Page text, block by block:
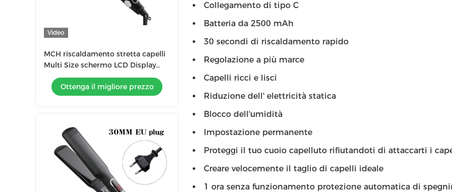
Video
MCH riscaldamento stretta capelli
Multi Size schermo LCD Display
Touch Operation attrezzi
professionali
Ottenga il migliore prezzo
Collegamento di tipo C
Batteria da 2500 mAh
30 secondi di riscaldamento rapido
Regolazione a più marce
Capelli ricci e lisci
Riduzione dell' elettricità statica
Blocco dell'umidità
Impostazione permanente
Proteggi il tuo cuoio capelluto rifiutandoti di attaccarti i
Creare velocemente il taglio di capelli ideale
1 ora senza funzionamento protezione automatica di